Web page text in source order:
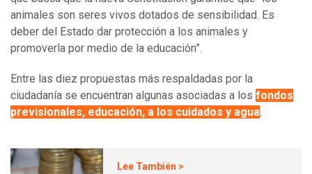
animales son seres vivos dotados de sensibilidad. Es
deber del Estado dar protección a los animales y
promoverla por medio de la educación”.
Entre las diez propuestas más respaldadas por la
ciudadanía se encuentran algunas asociadas a los fondos
previsionales, educación, a los cuidados y agua.
Lee También >